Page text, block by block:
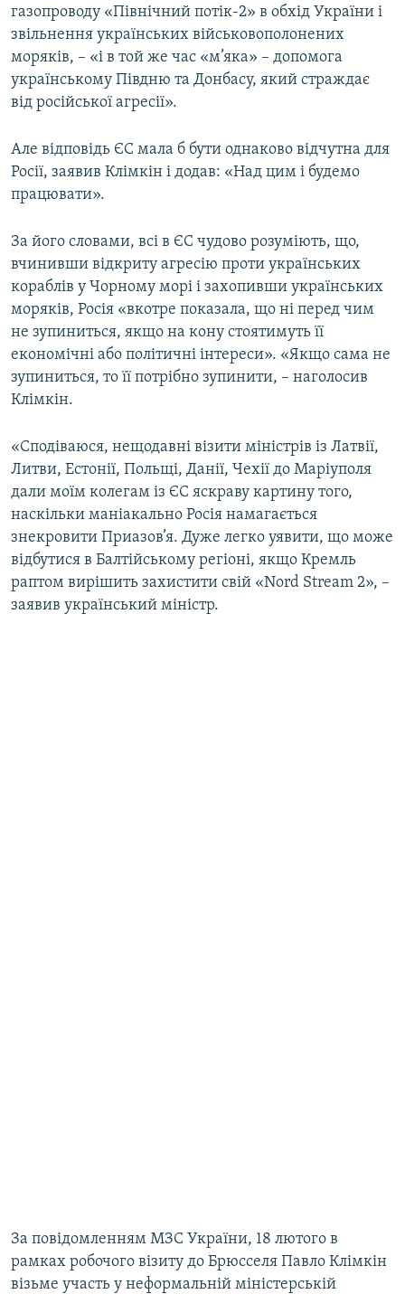
газопроводу «Північний потік-2» в обхід України і
звільнення українських військовополонених
моряків, – «і в той же час «м’яка» – допомога
українському Півдню та Донбасу, який страждає
від російської агресії».
Але відповідь ЄС мала б бути однаково відчутна для
Росії, заявив Клімкін і додав: «Над цим і будемо
працювати».
За його словами, всі в ЄС чудово розуміють, що,
вчинивши відкриту агресію проти українських
кораблів у Чорному морі і захопивши українських
моряків, Росія «вкотре показала, що ні перед чим
не зупиниться, якщо на кону стоятимуть її
економічні або політичні інтереси». «Якщо сама не
зупиниться, то її потрібно зупинити, – наголосив
Клімкін.
«Сподіваюся, нещодавні візити міністрів із Латвії,
Литви, Естонії, Польщі, Данії, Чехії до Маріуполя
дали моїм колегам із ЄС яскраву картину того,
наскільки маніакально Росія намагається
знекровити Приазов’я. Дуже легко уявити, що може
відбутися в Балтійському регіоні, якщо Кремль
раптом вирішить захистити свій «Nord Stream 2», –
заявив український міністр.
За повідомленням МЗС України, 18 лютого в
рамках робочого візиту до Брюсселя Павло Клімкін
візьме участь у неформальній міністерській